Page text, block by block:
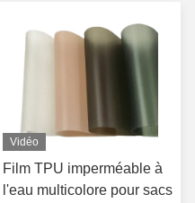
Vidéo
Film TPU imperméable à
l'eau multicolore pour sacs